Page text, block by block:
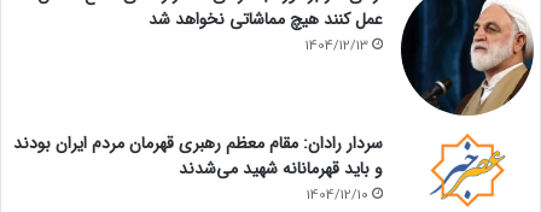
عمل کنند هیچ مماشاتی نخواهد شد
1404/12/13
سردار رادان: مقام معظم رهبری قهرمان مردم ایران بودند
و باید قهرمانانه شهید می‌شدند
1404/12/10